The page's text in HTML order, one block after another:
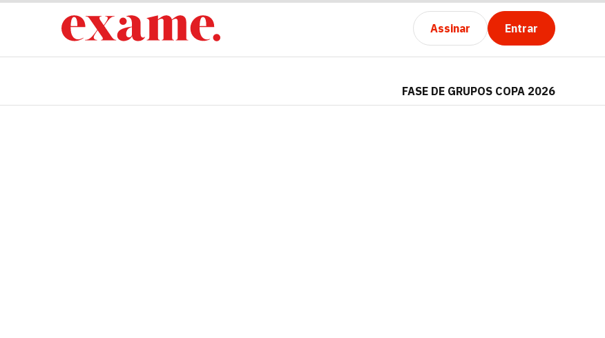
Assinar Entrar
FASE DE GRUPOS COPA 2026